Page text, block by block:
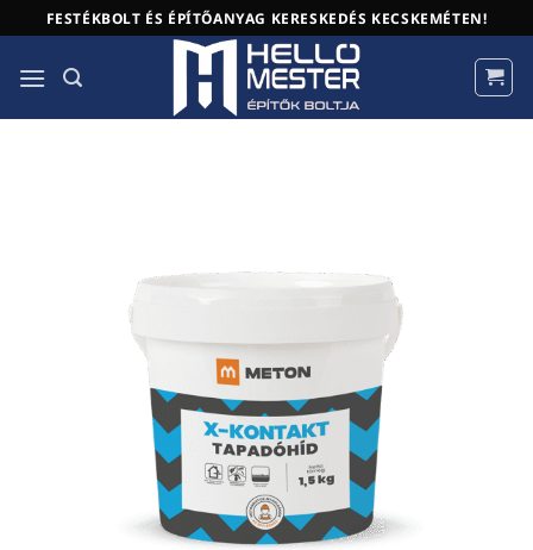
to
content
FESTÉKBOLT ÉS ÉPÍTŐANYAG KERESKEDÉS KECSKEMÉTEN!